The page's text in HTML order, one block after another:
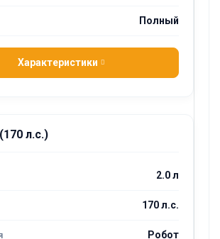
Полный
Характеристики
л.с.)
2.0 л
170 л.с.
Робот